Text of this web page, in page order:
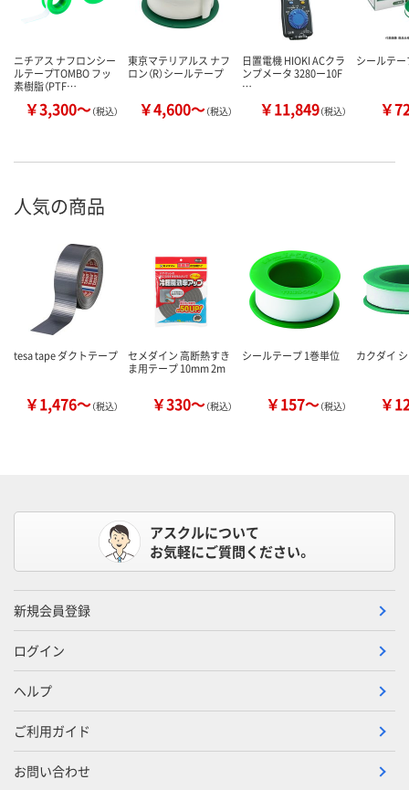
ニチアス ナフロンシー
ルテープTOMBO フッ
素樹脂（PTF…
￥3,300～（税込）
東京マテリアルス ナフ
ロン（R）シールテープ
￥4,600～（税込）
日置電機 HIOKI ACクラ
ンプメータ 3280ー10F
…
￥11,849（税込）
シールテ
￥
人気の商品
tesa tape ダクトテープ
￥1,476～（税込）
セメダイン 高断熱すき
ま用テープ 10mm 2m
￥330～（税込）
シールテープ 1巻単位
￥157～（税込）
カクダイ
￥
アスクルについて
お気軽にご質問ください。
新規会員登録
ログイン
ヘルプ
ご利用ガイド
お問い合わせ